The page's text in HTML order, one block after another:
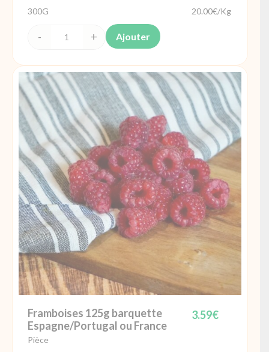
300G 20.00€/Kg
quantité
Dattes
Medjool
Israël
Ajouter
Framboises 125g barquette
Espagne/Portugal ou France
3.59€
Pièce